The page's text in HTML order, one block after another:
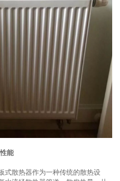
能
散热器作为一种传统的散热设